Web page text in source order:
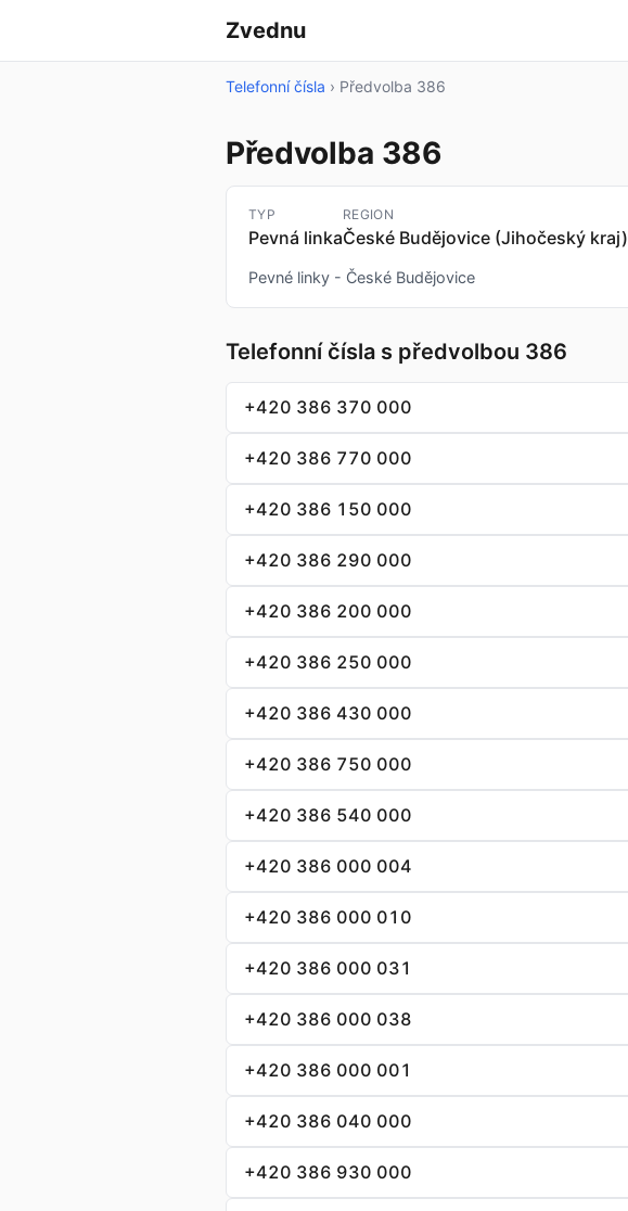
Zvednu
Telefonní čísla › Předvolba 386
Předvolba 386
TYP
Pevná linka
REGION
České Budějovice (Jihočeský kraj)
Pevné linky - České Budějovice
Telefonní čísla s předvolbou 386
+420 386 370 000
+420 386 770 000
+420 386 150 000
+420 386 290 000
+420 386 200 000
+420 386 250 000
+420 386 430 000
+420 386 750 000
+420 386 540 000
+420 386 000 004
+420 386 000 010
+420 386 000 031
+420 386 000 038
+420 386 000 001
+420 386 040 000
+420 386 930 000